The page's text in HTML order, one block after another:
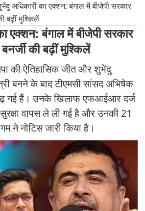
अधिकारी का एक्शन: बंगाल में बीजेपी सरकार
बढ़ीं मुश्किलें
एक्शन: बंगाल में बीजेपी सरकार
की बढ़ीं मुश्किलें
की ऐतिहासिक जीत और शुभेंदु
बनने के बाद टीएमसी सांसद अभिषेक
गई हैं। उनके खिलाफ एफआईआर दर्ज
वापस ले ली गई है और उनकी 21
ने नोटिस जारी किया है।